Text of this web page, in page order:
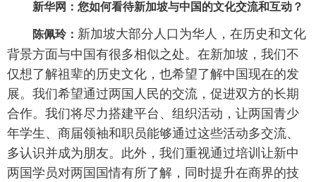
金融 公益 军事 无人机
富媒体 摄影 新华广播
新华电视中文 新华电视英文 返回PC
新华网：您如何看待新加坡与中国的文化交流和互动？
陈佩玲： 新加坡大部分人口为华人，在历史和文化
背景方面与中国有很多相似之处。在新加坡，我们不
仅想了解祖辈的历史文化，也希望了解中国现在的发
展。我们希望通过两国人民的交流，促进双方的长期
合作。我们将尽力搭建平台、组织活动，让两国青少
年学生、商届领袖和职员能够通过这些活动多交流、
多认识并成为朋友。此外，我们重视通过培训让新中
两国学员对两国国情有所了解，同时提升在商界的技